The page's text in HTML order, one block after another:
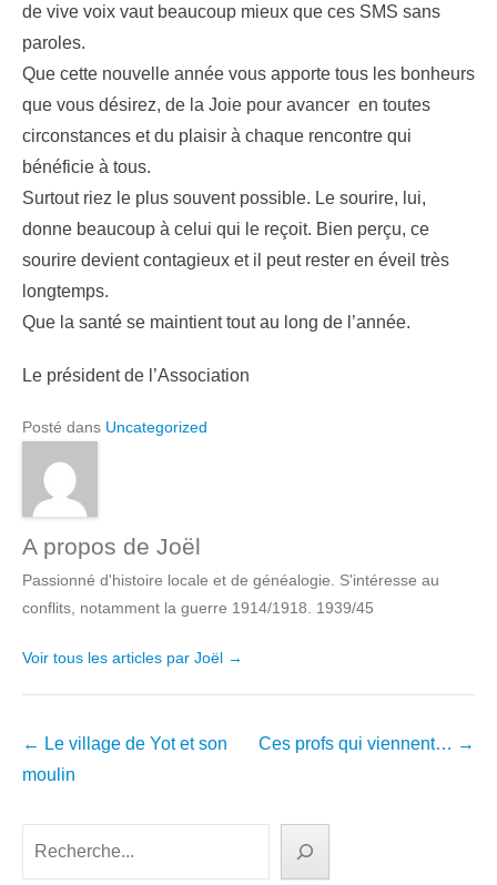
de vive voix vaut beaucoup mieux que ces SMS sans
paroles.
Que cette nouvelle année vous apporte tous les bonheurs
que vous désirez, de la Joie pour avancer en toutes
circonstances et du plaisir à chaque rencontre qui
bénéficie à tous.
Surtout riez le plus souvent possible. Le sourire, lui,
donne beaucoup à celui qui le reçoit. Bien perçu, ce
sourire devient contagieux et il peut rester en éveil très
longtemps.
Que la santé se maintient tout au long de l’année.
Le président de l’Association
Posté dans Uncategorized
A propos de Joël
Passionné d'histoire locale et de généalogie. S'intéresse au
conflits, notamment la guerre 1914/1918. 1939/45
Voir tous les articles par Joël →
Navigation
dans
← Le village de Yot et son
moulin
Ces profs qui viennent… →